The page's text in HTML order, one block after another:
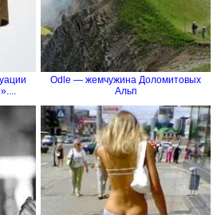
Odle — жемчужина Доломитовых
Альп